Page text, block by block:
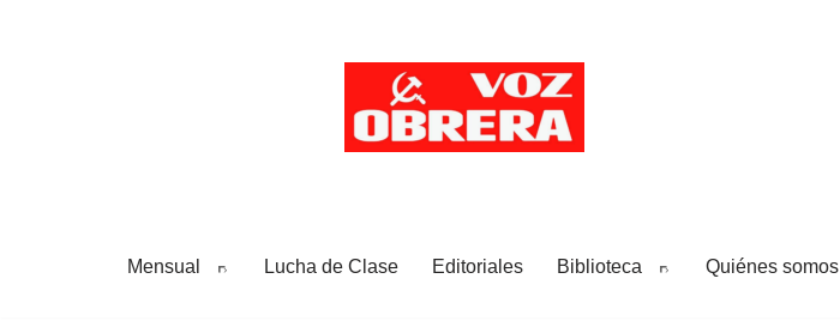
Mensual Lucha de Clase Editoriales Biblioteca Quiénes somos